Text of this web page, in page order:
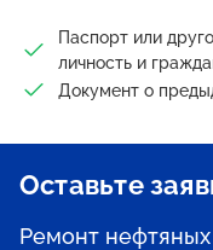
Паспорт или
личность и
Документ о
Оставьте
Ремонт нефтяных